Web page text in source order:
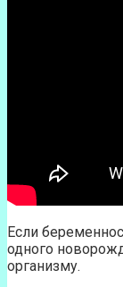
Если
одного
организму.